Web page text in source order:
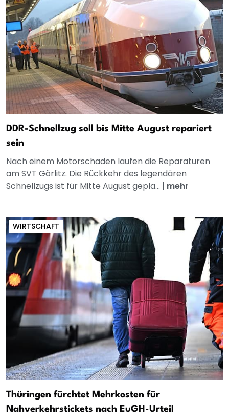
DDR-Schnellzug soll bis Mitte August repariert
sein
Nach einem Motorschaden laufen die Reparaturen
am SVT Görlitz. Die Rückkehr des legendären
Schnellzugs ist für Mitte August gepla... | mehr
WIRTSCHAFT
Thüringen fürchtet Mehrkosten für
Nahverkehrstickets nach EuGH-Urteil